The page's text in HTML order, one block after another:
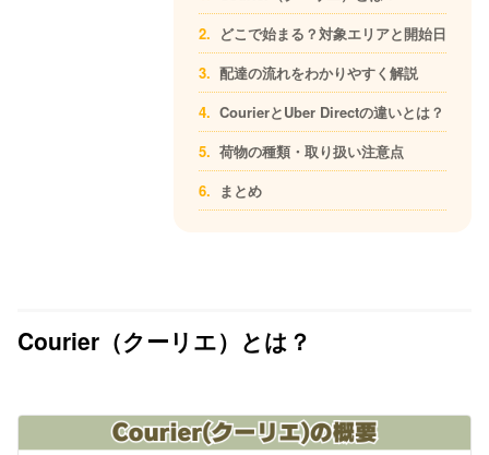
どこで始まる？対象エリアと開始日
配達の流れをわかりやすく解説
CourierとUber Directの違いとは？
荷物の種類・取り扱い注意点
まとめ
Courier（クーリエ）とは？